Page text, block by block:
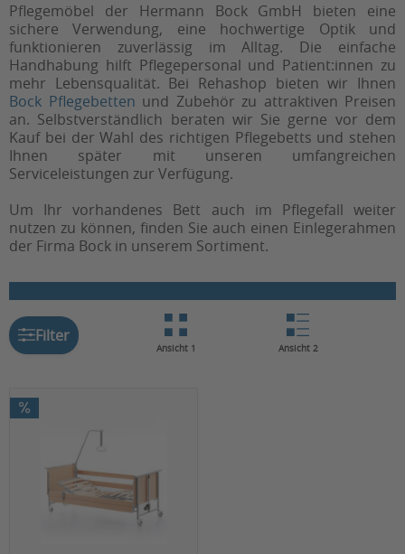
Pflegemöbel der Hermann Bock GmbH bieten eine
sichere Verwendung, eine hochwertige Optik und
funktionieren zuverlässig im Alltag. Die einfache
Handhabung hilft Pflegepersonal und Patient:innen zu
mehr Lebensqualität. Bei Rehashop bieten wir Ihnen
Bock Pflegebetten und Zubehör zu attraktiven Preisen
an. Selbstverständlich beraten wir Sie gerne vor dem
Kauf bei der Wahl des richtigen Pflegebetts und stehen
Ihnen später mit unseren umfangreichen
Serviceleistungen zur Verfügung.
Um Ihr vorhandenes Bett auch im Pflegefall weiter
nutzen zu können, finden Sie auch einen Einlegerahmen
der Firma Bock in unserem Sortiment.
Filter
Ansicht 1 Ansicht 2